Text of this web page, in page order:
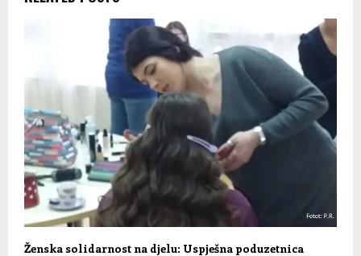
Ženska solidarnost na djelu: Uspješna poduzetnica